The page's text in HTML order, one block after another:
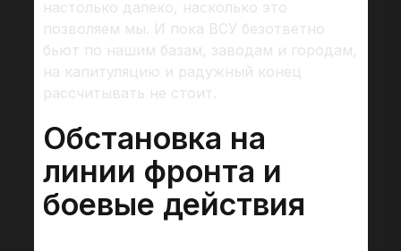
настолько далеко, насколько это
позволяем мы. И пока ВСУ безответно
бьют по нашим базам, заводам и городам,
на капитуляцию и радужный конец
рассчитывать не стоит.
Обстановка на
линии фронта и
боевые действия